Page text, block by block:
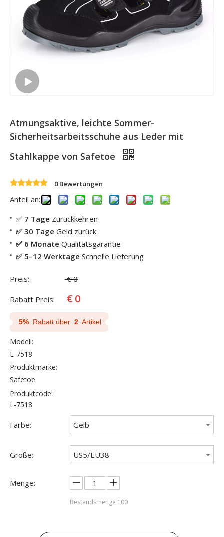
Atmungsaktive, leichte Sommer-
Sicherheitsarbeitsschuhe aus Leder mit
Stahlkappe von Safetoe
0 Bewertungen
Anteil an:
✅ 7 Tage Zurückkehren
✅ 30 Tage Geld zurück
✅ 6 Monate Qualitätsgarantie
✅ 5–12 Werktage Schnelle Lieferung
Preis: € 0
Rabatt Preis: €0
5% Rabatt über 2 Artikel
Modell:
L-7518
Produktmarke:
Safetoe
Produktcode:
L-7518
Farbe: Gelb
Größe: US5/EU38
Menge:
Bestandsmenge 100